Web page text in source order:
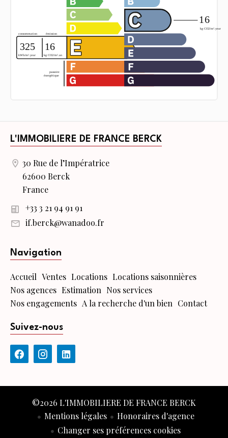
L'IMMOBILIERE DE FRANCE BERCK
30 Rue de l’Impératrice
62600 Berck
France
+33 3 21 94 91 91
if.berck@wanadoo.fr
Navigation
Accueil Ventes Locations Locations saisonnières
Nos agences Estimation Nos services
Nos engagements A la recherche d'un bien Contact
Suivez-nous
©2026 L'IMMOBILIERE DE FRANCE BERCK
Mentions légales
Honoraires d'agence
Changer ses préférences cookies